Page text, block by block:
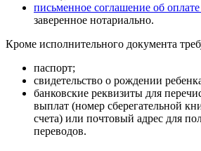
письменное соглашение об
заверенное нотариально.
Кроме исполнительного документа
паспорт;
свидетельство о рождении
банковские реквизиты для
выплат (номер сберегательной
счета) или почтовый адрес для
переводов.